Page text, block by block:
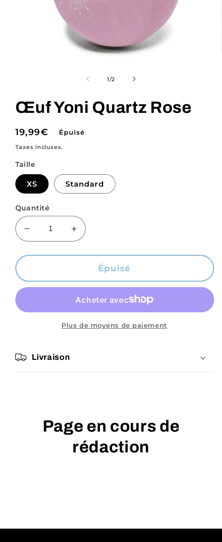
une
fenêtre
modale
1/de
2
Œuf Yoni Quartz Rose
Prix
habituel
19,99€ Épuisé
Taxes incluses.
Taille
XS Standard
Quantité
Réduire
la
quantité
Œuf
Yoni
Rose
Augmenter
la
quantité
Œuf
Yoni
Quartz
Rose
Épuisé
Plus de moyens de paiement
Livraison
Page en cours de
rédaction